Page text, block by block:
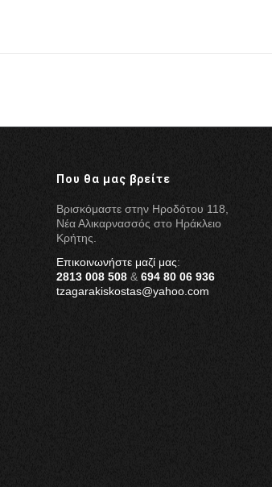
Που θα μας βρείτε
Βρισκόμαστε στην Ηροδότου 118,
Νέα Αλικαρνασσός στο Ηράκλειο
Κρήτης.
Επικοινωνήστε μαζί μας:
2813 008 508 &694 80 06 936
tzagarakiskostas@yahoo.com